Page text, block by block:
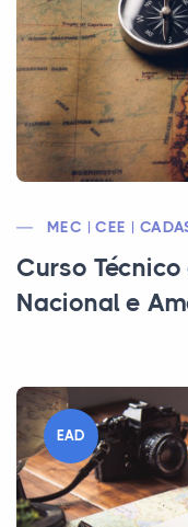
MEC | CEE |
Curso
Nacional e
EAD